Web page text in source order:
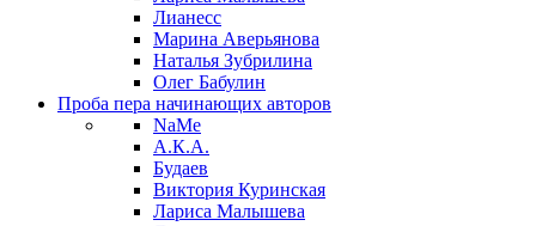
Лианесс
Марина Аверьянова
Наталья Зубрилина
Олег Бабулин
Проба пера начинающих авторов
NaMe
А.К.А.
Будаев
Виктория Куринская
Лариса Малышева